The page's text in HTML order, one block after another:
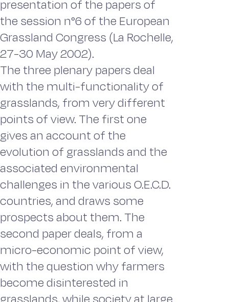
presentation of the papers of
the session n°6 of the European
Grassland Congress (La Rochelle,
27-30 May 2002).
The three plenary papers deal
with the multi-functionality of
grasslands, from very different
points of view. The first one
gives an account of the
evolution of grasslands and the
associated environmental
challenges in the various O.E.C.D.
countries, and draws some
prospects about them. The
second paper deals, from a
micro-economic point of view,
with the question why farmers
become disinterested in